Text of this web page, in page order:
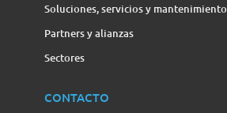
Soluciones, servicios y mantenimiento
Partners y alianzas
Sectores
CONTACTO